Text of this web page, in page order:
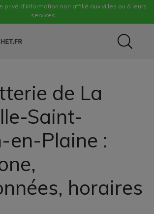
privé d'information non affilié aux villes ou à leurs
services.
de La
Saint-
en-Plaine :
horaires